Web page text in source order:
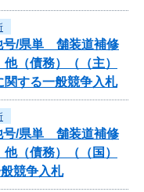
号/県単 舗装道補修
（債務）（（主）
関する一般競争入札
号/県単 舗装道補修
（債務）（（国）
競争入札